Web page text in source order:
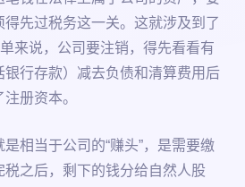
先过税务这一关。这就涉及到了
来说，公司要注销，得先看看有
行存款）减去负债和清算费用后
册资本。
相当于公司的“赚头”，是需要缴
之后，剩下的钱分给自然人股